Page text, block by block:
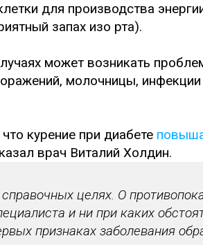
для производства
запах изо рта).
может возникать
молочницы,
курение при диабете
врач Виталий Холдин.
целях. О
и ни при каких
признаках заболевания